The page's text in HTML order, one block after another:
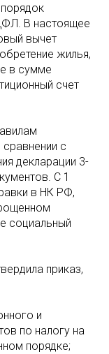
В настоящее
вычет
жилья,
в сумме
счет
с
декларации 3-
С 1
в НК РФ,
социальный
приказ,
и
по налогу на
порядке;